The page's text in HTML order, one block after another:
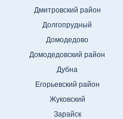
Дмитровский район
Долгопрудный
Домодедово
Домодедовский район
Дубна
Егорьевский район
Жуковский
Зарайск